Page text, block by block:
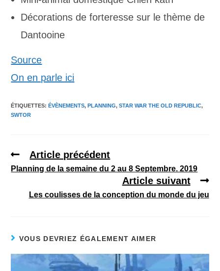
Décorations de forteresse sur le thème de
Dantooine
Source
On en parle ici
ÉTIQUETTES:ÉVÈNEMENTS, PLANNING, STAR WAR THE OLD REPUBLIC,
SWTOR
Article précédent
Planning de la semaine du 2 au 8 Septembre. 2019
Article suivant
Les coulisses de la conception du monde du jeu
VOUS DEVRIEZ ÉGALEMENT AIMER